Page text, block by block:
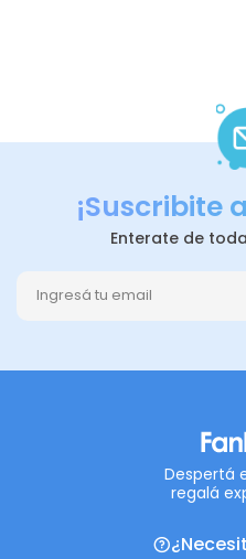
¡Suscribite
Enterate de
Despertá
regalá